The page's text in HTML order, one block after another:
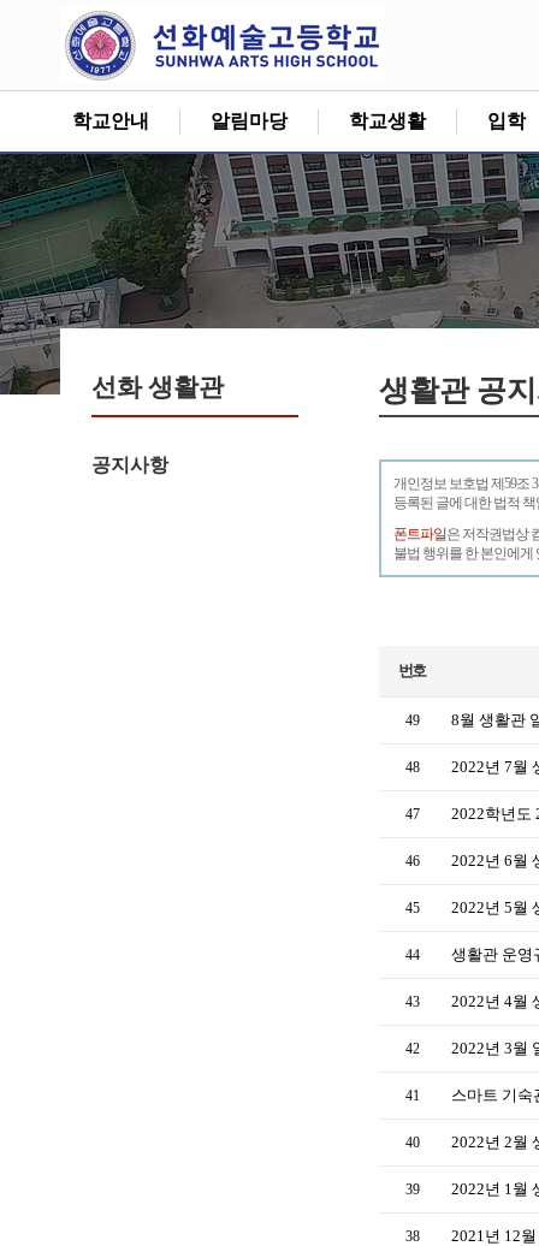
학교안내 알림마당 학교생활 입학
선화 생활관
공지사항
생활관 공
개인정보 보호법 제59조
등록된 글에 대한 법적
폰트파일은 저작권법상
불법 행위를 한 본인에게
번호
49 8월 생활관
48 2022년 7월
47 2022학년도
46 2022년 6월
45 2022년 5월
44 생활관 운영
43 2022년 4월
42 2022년 3월
41 스마트 기
40 2022년 2월
39 2022년 1월
38 2021년 12